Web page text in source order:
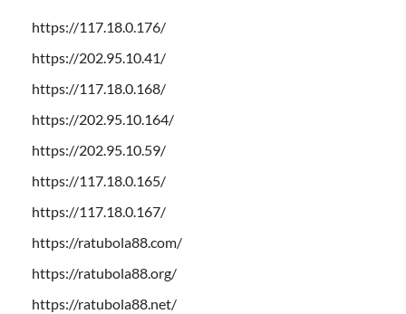
https://117.18.0.176/
https://202.95.10.41/
https://117.18.0.168/
https://202.95.10.164/
https://202.95.10.59/
https://117.18.0.165/
https://117.18.0.167/
https://ratubola88.com/
https://ratubola88.org/
https://ratubola88.net/